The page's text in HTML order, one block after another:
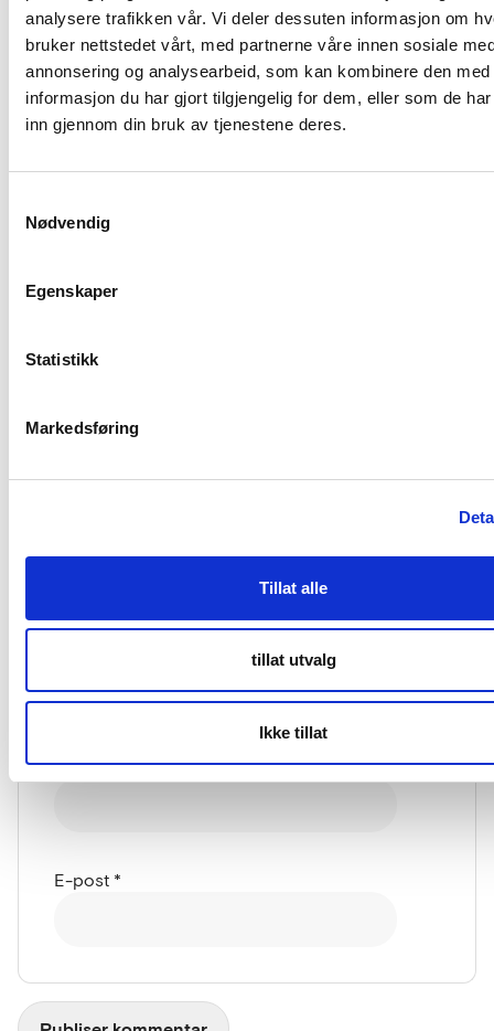
analysere trafikken vår. Vi deler dessuten informasjon om
bruker nettstedet vårt, med partnerne våre innen sosiale
annonsering og analysearbeid, som kan kombinere den med
informasjon du har gjort tilgjengelig for dem, eller som de
inn gjennom din bruk av tjenestene deres.
Nødvendig
Egenskaper
Statistikk
Markedsføring
Tillat alle
tillat utvalg
Ikke tillat
kunngjøring av konkurranse finner du via sideneHER.
I prosessen har Leverandørutviklingsprogrammet (LUP)
støttet med kompetanse og bistand knyttet til metode for
innovative anskaffelser, dialogprosess og veivalg, samt
mobilisering av bedrifter og bedriftsnettverk.
Kommentarer
Navn*
E-post *